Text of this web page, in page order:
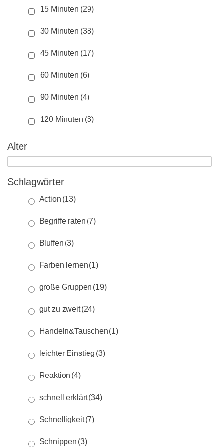
15 Minuten (29)
30 Minuten (38)
45 Minuten (17)
60 Minuten (6)
90 Minuten (4)
120 Minuten (3)
Alter
Schlagwörter
Action (13)
Begriffe raten (7)
Bluffen (3)
Farben lernen (1)
große Gruppen (19)
gut zu zweit(24)
Handeln&Tauschen (1)
leichter Einstieg (3)
Reaktion (4)
schnell erklärt(34)
Schnelligkeit(7)
Schnippen (3)